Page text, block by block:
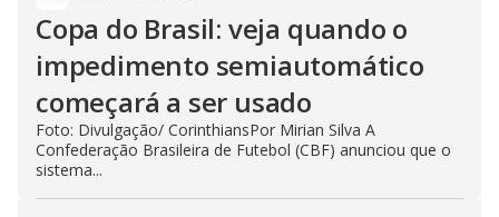
Copa do Brasil: veja quando o
impedimento semiautomático
começará a ser usado
Foto: Divulgação/ CorinthiansPor Mirian Silva A
Confederação Brasileira de Futebol (CBF) anunciou que o
sistema...